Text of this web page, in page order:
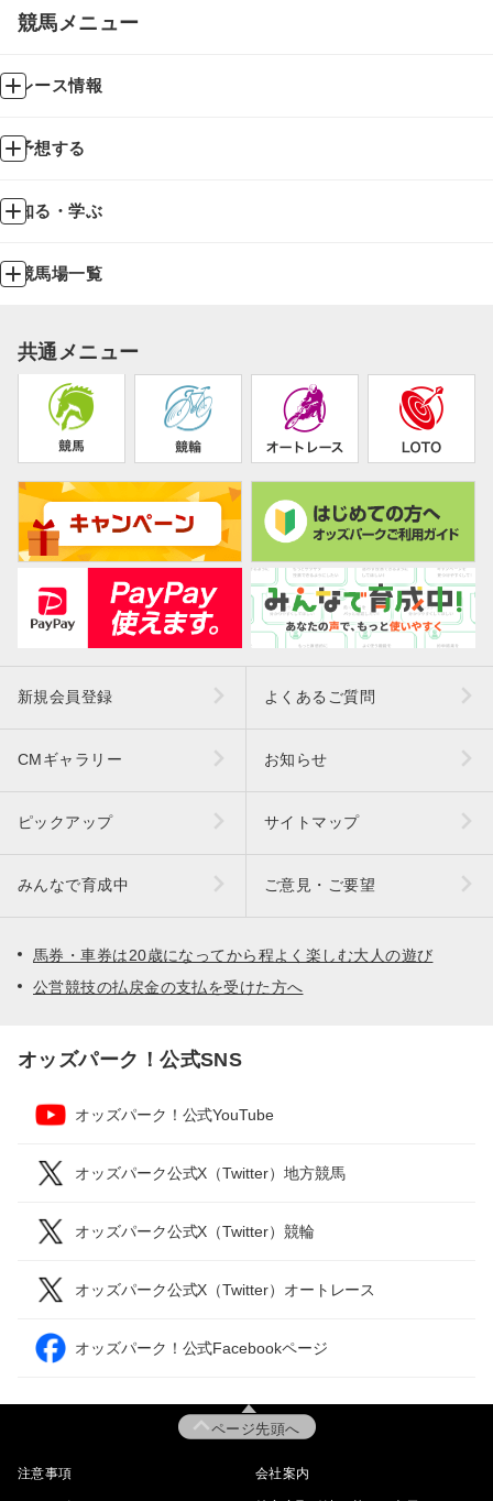
競馬メニュー
レース情報
予想する
知る・学ぶ
競馬場一覧
共通メニュー
新規会員登録 よくあるご質問
CMギャラリー お知らせ
ピックアップ サイトマップ
みんなで育成中 ご意見・ご要望
馬券・車券は20歳になってから程よく楽しむ大人の遊び
公営競技の払戻金の支払を受けた方へ
オッズパーク！公式SNS
オッズパーク！公式YouTube
オッズパーク公式X（Twitter）地方競馬
オッズパーク公式X（Twitter）競輪
オッズパーク公式X（Twitter）オートレース
オッズパーク！公式Facebookページ
ページ先頭へ
注意事項 会社案内